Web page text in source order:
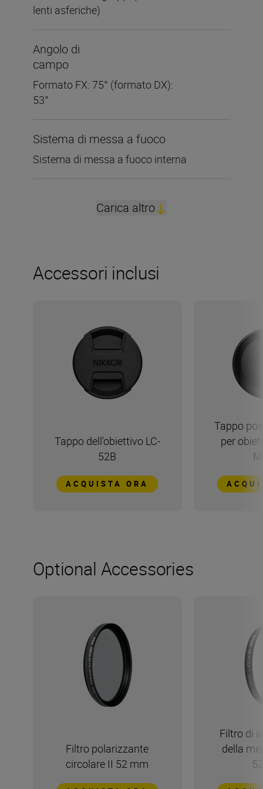
lenti asferiche)
Angolo di
campo
Formato FX: 75° (formato DX):
53°
Sistema di messa a fuoco
Sistema di messa a fuoco interna
Carica altro
Accessori inclusi
Tappo dell'obiettivo LC-
52B
ACQUISTA ORA
Tappo
per
Optional Accessories
Filtro polarizzante
circolare II 52 mm
Filtro di
della